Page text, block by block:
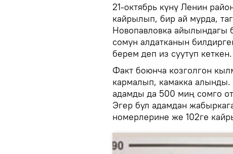
21-октябрь күнү Ленин
кайрылып, бир ай мурда,
Новопавловка
сомун алдатканын
берем деп из суутуп кеткен.
Факт боюнча козголгон
кармалып, камакка алынды.
адамды да 500 миң сомго
Эгер бул адамдан
номерлерине же 102ге